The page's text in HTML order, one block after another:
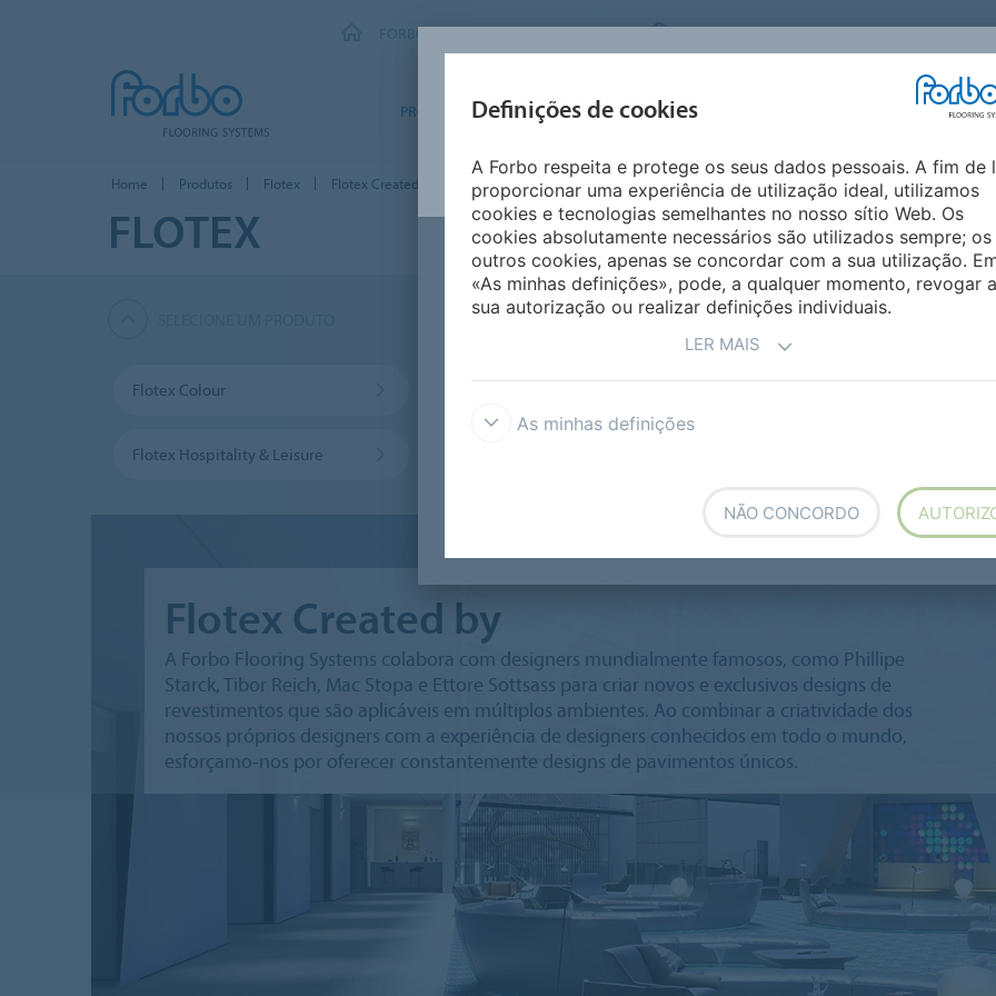
FORBO FLOORING SYSTEMS PORTUGAL
PRODUTOS SEGMENTOS
INSPIRAÇÃO &
REFERÊNCIAS
SUSTENTABILIDADE
Home Produtos Flotex Flotex Created by
FLOTEX
Flotex Colour
Flotex Hospitality & Leisure
Flotex Created by
A Forbo Flooring Systems colabora com designers mundialmente famosos, como Phillipe
Starck, Tibor Reich, Mac Stopa e Ettore Sottsass para criar novos e exclusivos designs de
revestimentos que são aplicáveis em múltiplos ambientes. Ao combinar a criatividade dos
nossos próprios designers com a experiência de designers conhecidos em todo o mundo,
esforçamo-nos por oferecer constantemente designs de pavimentos únicos.
Definições de cookies
A Forbo respeita e protege os seus dados pessoais. A fim de
proporcionar uma experiência de utilização ideal, utilizamos
cookies e tecnologias semelhantes no nosso sítio Web. Os
cookies absolutamente necessários são utilizados sempre; os
outros cookies, apenas se concordar com a sua utilização.
«As minhas definições», pode, a qualquer momento, revogar a
sua autorização ou realizar definições individuais.
LER MAIS
As minhas definições
NÃO CONCORDO